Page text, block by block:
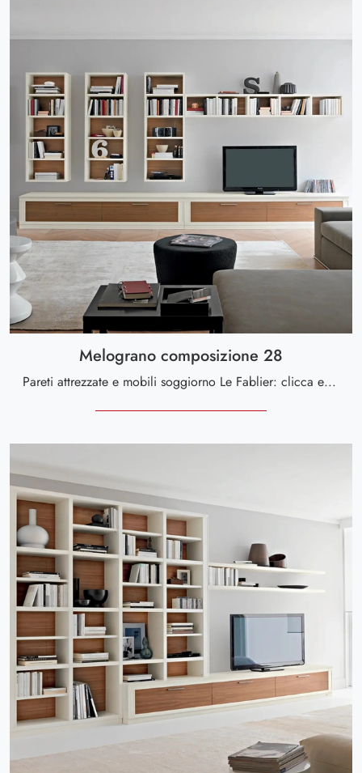
Melograno composizione 28
Pareti attrezzate e mobili soggiorno Le Fablier: clicca e scopri il modello Melograno composizione 28 e potrai impreziosire stanze moderne di ogni ...